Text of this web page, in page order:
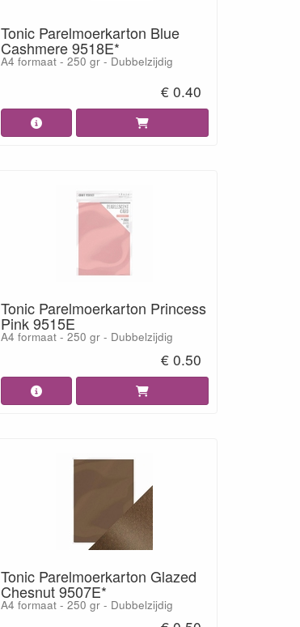
Tonic Parelmoerkarton Blue
Cashmere 9518E*
A4 formaat - 250 gr - Dubbelzijdig
€ 0.40
Tonic Parelmoerkarton Princess
Pink 9515E
A4 formaat - 250 gr - Dubbelzijdig
€ 0.50
Tonic Parelmoerkarton Glazed
Chesnut 9507E*
A4 formaat - 250 gr - Dubbelzijdig